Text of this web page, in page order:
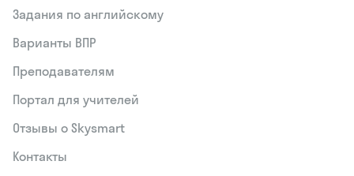
Задания по английскому
Варианты ВПР
Преподавателям
Портал для учителей
Отзывы о Skysmart
Контакты